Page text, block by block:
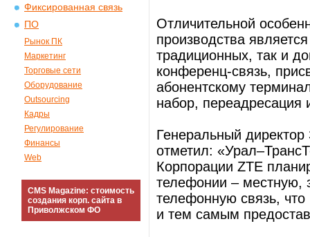
Фиксированная связь
ПО
Рынок ПК
Маркетинг
Торговые сети
Оборудование
Outsourcing
Кадры
Регулирование
Финансы
Web
CMS Magazine: стоимость
создания корп. сайта в
Приволжском ФО
Отличительной
производства
традиционных, так и
конференц-связь,
абонентскому
набор, переадресация
Генеральный
отметил:
Корпорации ZTE
телефонии –
телефонную связь,
и тем самым